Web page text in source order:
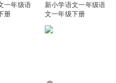
苦瓜对方工地
姑姑流
一年级语
册
新小学语文一年级语
文一年级下册